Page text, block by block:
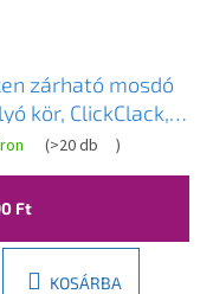
zárható mosdó
kör, ClickClack,
dugó, túlfolyó
Rose gold,
60
(>20 db )
Ft
KOSÁRBA